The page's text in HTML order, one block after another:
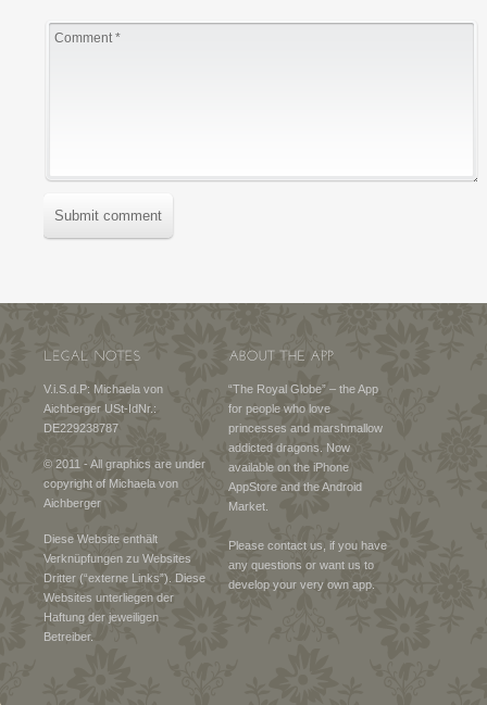
Submit comment
V.i.S.d.P: Michaela von
Aichberger USt-IdNr.:
DE229238787
© 2011 - All graphics are under
copyright of Michaela von
Aichberger
Diese Website enthält
Verknüpfungen zu Websites
Dritter (“externe Links”). Diese
Websites unterliegen der
Haftung der jeweiligen
Betreiber.
“The Royal Globe” – the App
for people who love
princesses and marshmallow
addicted dragons. Now
available on the iPhone
AppStore and the Android
Market.
Please contact us, if you have
any questions or want us to
develop your very own app.